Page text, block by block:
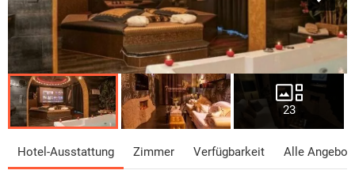
23
Hotel-Ausstattung Zimmer Verfügbarkeit Alle